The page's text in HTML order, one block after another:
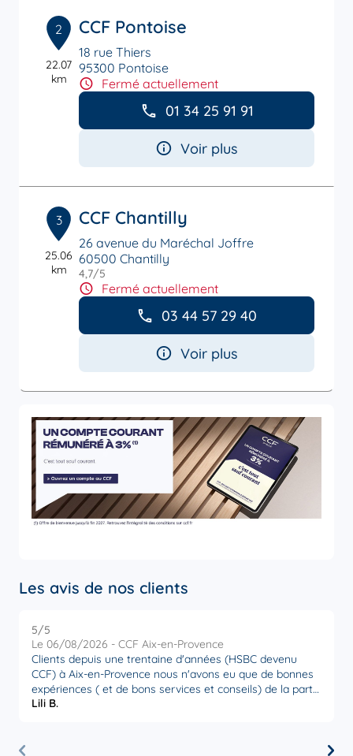
2
22.07
km
CCF Pontoise
18 rue Thiers
95300 Pontoise
Fermé actuellement
01 34 25 91 91
Voir plus
3
25.06
km
CCF Chantilly
26 avenue du Maréchal Joffre
60500 Chantilly
4,7/5
Fermé actuellement
03 44 57 29 40
Voir plus
Les avis de nos clients
5/5
Le 06/08/2026 - CCF Aix-en-Provence
Clients depuis une trentaine d'années (HSBC devenu
CCF) à Aix-en-Provence nous n'avons eu que de bonnes
expériences ( et de bons services et conseils) de la part
de l' équipe que ce soit le directeur d'agence ou notre
Lili B.